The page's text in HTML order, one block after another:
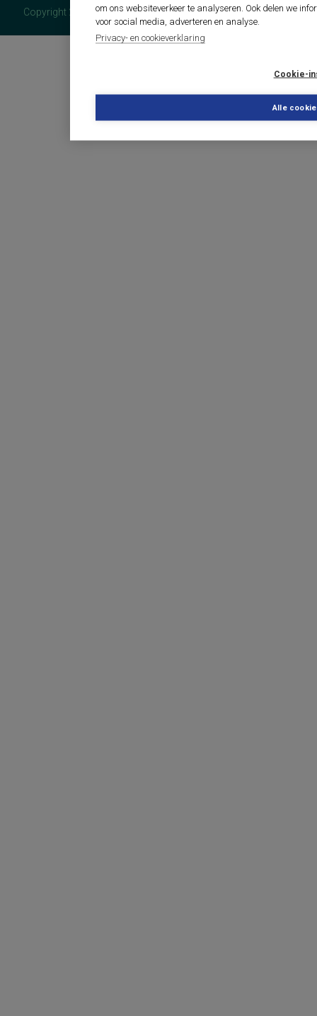
om ons websiteverkeer te analyseren. Ook delen we
voor social media, adverteren en analyse.
Privacy- en cookieverklaring
Cookie-
Alle
Copyright 2026 - COTAN Documentatie